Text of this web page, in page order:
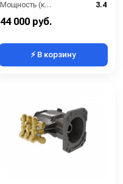
Мощность (кВт):
3.4
Обороты двигателя (об/мин):
44 000 руб.
⚡ В корзину